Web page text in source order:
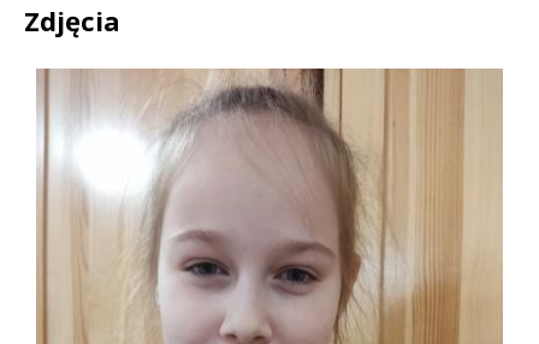
Treść
Zdjęcia